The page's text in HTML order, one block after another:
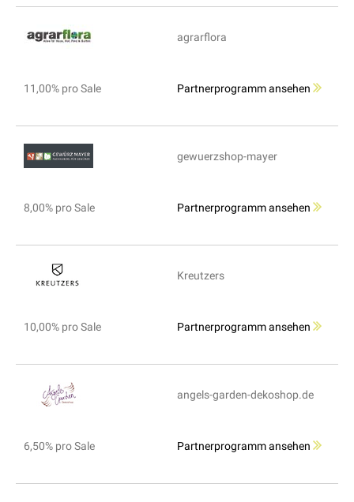
agrarflora
11,00% pro Sale Partnerprogramm ansehen
gewuerzshop-mayer
8,00% pro Sale Partnerprogramm ansehen
Kreutzers
10,00% pro Sale Partnerprogramm ansehen
angels-garden-dekoshop.de
6,50% pro Sale Partnerprogramm ansehen